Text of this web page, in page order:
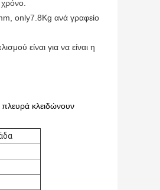
χρόνο.
only7.8Kg ανά γραφείο
είναι για να είναι η
κλειδώνουν